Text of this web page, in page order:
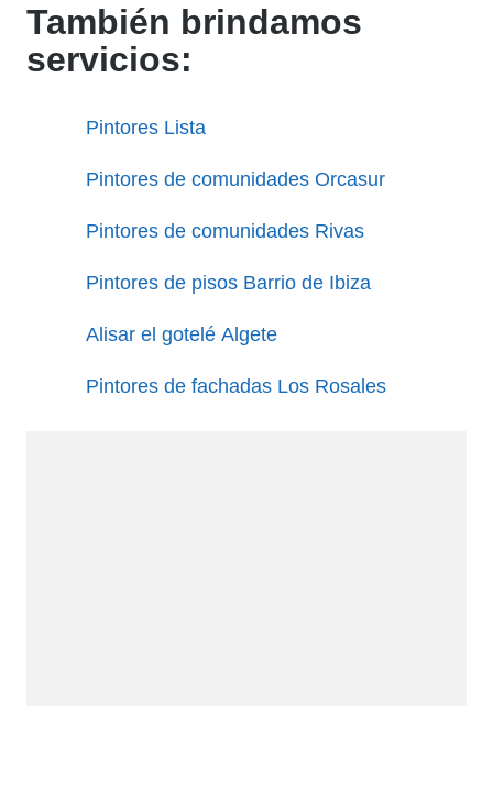
También brindamos
servicios:
Pintores Lista
Pintores de comunidades Orcasur
Pintores de comunidades Rivas
Pintores de pisos Barrio de Ibiza
Alisar el gotelé Algete
Pintores de fachadas Los Rosales